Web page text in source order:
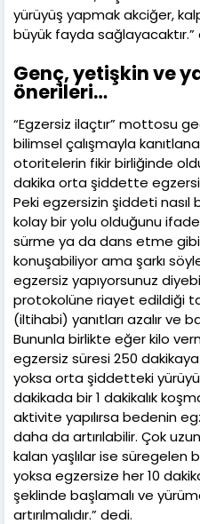
yürüyüş yapmak akciğer,
büyük fayda sağlayacaktır.”
Genç, yetişkin ve
önerileri…
“Egzersiz ilaçtır” mottosu
bilimsel çalışmayla
otoritelerin fikir birliğinde
dakika orta şiddette
Peki egzersizin şiddeti nasıl
kolay bir yolu olduğunu
sürme ya da dans etme gibi
konuşabiliyor ama şarkı
egzersiz yapıyorsunuz
protokolüne riayet edildiği
(iltihabi) yanıtları azalır ve
Bununla birlikte eğer kilo
egzersiz süresi 250 dakikaya
yoksa orta şiddetteki
dakikada bir 1 dakikalık
aktivite yapılırsa bedenin
daha da artırılabilir. Çok
kalan yaşlılar ise süregelen
yoksa egzersize her 10
şeklinde başlamalı ve
artırılmalıdır.” dedi.